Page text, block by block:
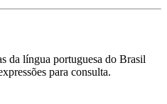
da língua portuguesa do Brasil
para consulta.